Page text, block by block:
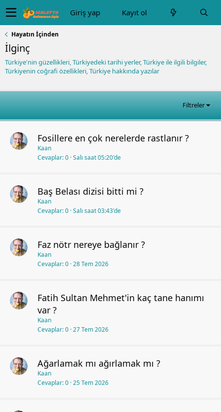
Giriş yap Kayıt ol
Hayatın İçinden
İlginç
Türkiye'nin güzellikleri, Türkiyedeki tarihi yerler, Türkiye ile ilgili bilgiler,
Türkiyenin coğrafi özellikleri, Türkiye hakkında yazılar
Filtreler
Fosillere en çok nerelerde rastlanır ?
Kaan
Cevaplar 0 Salı saat 05:20'de
Baş Belası dizisi bitti mi ?
Kaan
Cevaplar 0 Salı saat 03:43'de
Faz nötr nereye bağlanır ?
Kaan
Cevaplar 0 28 Tem 2026
Fatih Sultan Mehmet'in kaç tane hanımı
var ?
Kaan
Cevaplar 0 27 Tem 2026
Ağarlamak mı ağırlamak mı ?
Kaan
Cevaplar 0 25 Tem 2026